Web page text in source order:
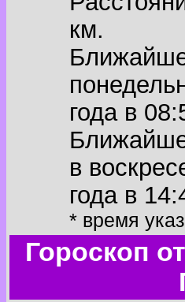
км.
года в
в
года в
* время
Гороскоп